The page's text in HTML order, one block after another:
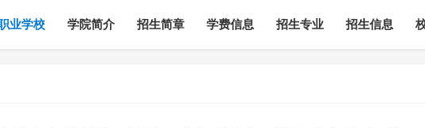
业学校 学院简介 招生简章 学费信息 招生专业 招生信息